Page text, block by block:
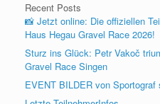
Recent Posts
📸 Jetzt online: Die offiziellen
Haus Hegau Gravel Race 2026!
Sturz ins Glück: Petr Vakoč
Gravel Race Singen
EVENT BILDER von Sportograf